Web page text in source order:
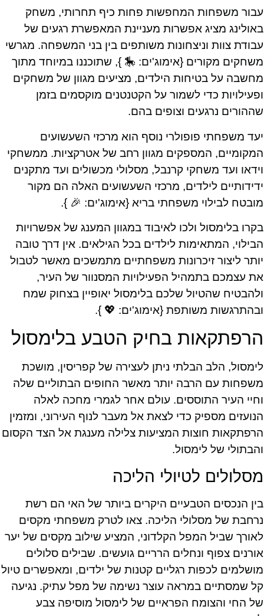
עבור משפחות המחפשות פחות כיף תחרותי, משחק
באולינג מציג אפשרות מעניינת המאפשרת רגעים של
עבודת צוות וניצחונות משותפים בין בני המשפחה. מגרשי
משחקים מקורים {אימוג'ים: 🎠 }, שתוכננו במיוחד מתוך
מחשבה על בטיחות הילדים, מציעים מגוון של משחקים
ופעילויות כדי לשמור על הקטנטנים מוקסמים בזמן
שההורים נרגעים וצופים בהם.
יעד משפחתי פופולרי נוסף הוא מרכזי השעשועים
המקומיים, המספקים מגוון רחב של אטרקציות. ממשחקי
וידאו ועד משחקי קרנבל, מסלולי מכשולים ועד מתקנים
ידידותיים לילדים, מרכזי השעשועים האלה הם מקור
מובטח לבילוי משפחתי בריא {אימוג'ים: 🎉 }.
בקרו בלימסול ולכו לאיבוד במגוון המענג של אפשרויות
הבילוי, המתאימות לילדים בכל הגילאים. אין דרך טובה
יותר ליצור זיכרונות משפחתיים מתמשכים מאשר לטבול
את עצמכם בתמהיל הפעילויות המסנוור של העיר,
ולהבטיח שהטיול שלכם בלימסול יאופיין בצחוק שמח
ובהתרגשות משותפת {אימוג'ים: 💖 }.
הרפתקאות בחיק הטבע בלימסול
לימסול, הלב הבלתי ניתן לעצירה של קפריסין, מושכת
משפחות עם הרבה יותר מאשר החופים הבתוליים שלה
וחיי העיר התוססים. עולם אחר לגמרי מחכה לאלה
הנועזים מספיק כדי לצאת אל מעבר לנוף העירוני, ומזמין
הרפתקאות חוצות המציעות צלילה מענגת אל הצד הקסום
והבתולי של לימסול.
מסלולים לטיולי הליכה
בין הנכסים הטבעיים היקרים ביותר של האי הם רשת
נרחבת של מסלולי הליכה. צאו לטרק משפחתי מקסים
לאורך שביל המפל הקלדוני, המציע שילוב מקסים של יער
אורנים צפוף ונחלים הרריים גועשים. שבילים סלולים
מושלמים לכפות רגליים קטנות של ילדים, ומאפשרים טיול
קל שמסתיים במראה עוצר נשימה של מפל עתיק. נגיעה
של החי והצומח הפראיים של לימסול מוסיפה צבע